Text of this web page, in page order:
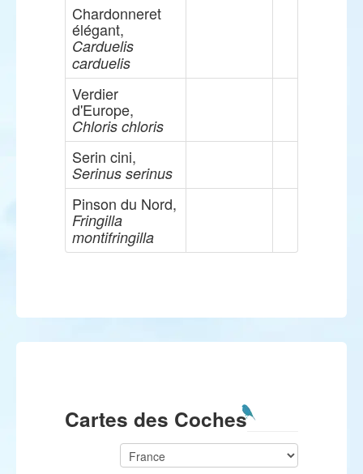
Chardonneret
élégant,
Carduelis
carduelis
Verdier
d'Europe,
Chloris chloris
Serin cini,
Serinus serinus
Pinson du Nord,
Fringilla
montifringilla
Cartes des Coches